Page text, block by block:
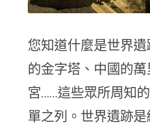
您知道什麼是世界
的金字塔、中國的
宮……這些眾所周知
單之列。世界遺跡